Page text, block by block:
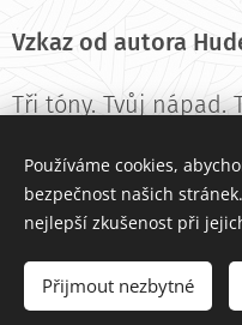
Vzkaz od autora
Tři tóny. Tvůj nápad.
© 2016
Používáme cookies,
bezpečnost našich
nejlepší zkušenost při
Přijmout nezbytné